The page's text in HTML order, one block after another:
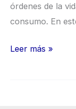
órdenes de la
consumo. En
Leer más »